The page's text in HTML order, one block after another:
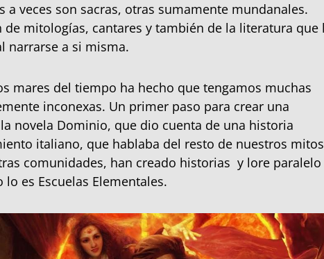
a veces son sacras, otras sumamente mundanales.
mitologías, cantares y también de la literatura que
narrarse a si misma.
mares del tiempo ha hecho que tengamos muchas
inconexas. Un primer paso para crear una
novela Dominio, que dio cuenta de una historia
italiano, que hablaba del resto de nuestros
comunidades, han creado historias y lore paralelo
es Escuelas Elementales.